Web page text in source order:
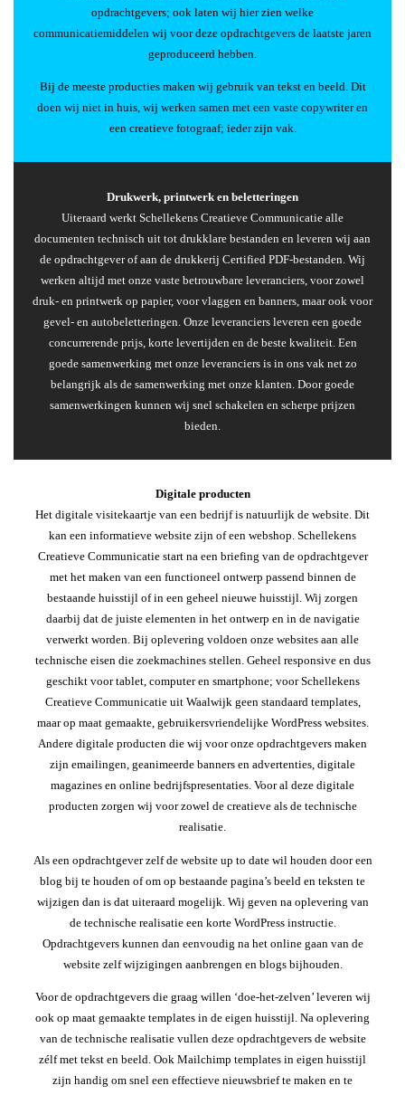
opdrachtgevers; ook laten wij hier zien welke
communicatiemiddelen wij voor deze opdrachtgevers de laatste jaren
geproduceerd hebben.
Bij de meeste producties maken wij gebruik van tekst en beeld. Dit
doen wij niet in huis, wij werken samen met een vaste copywriter en
een creatieve fotograaf; ieder zijn vak.
Drukwerk, printwerk en beletteringen
Uiteraard werkt Schellekens Creatieve Communicatie alle
documenten technisch uit tot drukklare bestanden en leveren wij aan
de opdrachtgever of aan de drukkerij Certified PDF-bestanden. Wij
werken altijd met onze vaste betrouwbare leveranciers, voor zowel
druk- en printwerk op papier, voor vlaggen en banners, maar ook voor
gevel- en autobeletteringen. Onze leveranciers leveren een goede
concurrerende prijs, korte levertijden en de beste kwaliteit. Een
goede samenwerking met onze leveranciers is in ons vak net zo
belangrijk als de samenwerking met onze klanten. Door goede
samenwerkingen kunnen wij snel schakelen en scherpe prijzen
bieden.
Digitale producten
Het digitale visitekaartje van een bedrijf is natuurlijk de website. Dit
kan een informatieve website zijn of een webshop. Schellekens
Creatieve Communicatie start na een briefing van de opdrachtgever
met het maken van een functioneel ontwerp passend binnen de
bestaande huisstijl of in een geheel nieuwe huisstijl. Wij zorgen
daarbij dat de juiste elementen in het ontwerp en in de navigatie
verwerkt worden. Bij oplevering voldoen onze websites aan alle
technische eisen die zoekmachines stellen. Geheel responsive en dus
geschikt voor tablet, computer en smartphone; voor Schellekens
Creatieve Communicatie uit Waalwijk geen standaard templates,
maar op maat gemaakte, gebruikersvriendelijke WordPress websites.
Andere digitale producten die wij voor onze opdrachtgevers maken
zijn emailingen, geanimeerde banners en advertenties, digitale
magazines en online bedrijfspresentaties. Voor al deze digitale
producten zorgen wij voor zowel de creatieve als de technische
realisatie.
Als een opdrachtgever zelf de website up to date wil houden door een
blog bij te houden of om op bestaande pagina’s beeld en teksten te
wijzigen dan is dat uiteraard mogelijk. Wij geven na oplevering van
de technische realisatie een korte WordPress instructie.
Opdrachtgevers kunnen dan eenvoudig na het online gaan van de
website zelf wijzigingen aanbrengen en blogs bijhouden.
Voor de opdrachtgevers die graag willen ‘doe-het-zelven’ leveren wij
ook op maat gemaakte templates in de eigen huisstijl. Na oplevering
van de technische realisatie vullen deze opdrachtgevers de website
zélf met tekst en beeld. Ook Mailchimp templates in eigen huisstijl
zijn handig om snel een effectieve nieuwsbrief te maken en te